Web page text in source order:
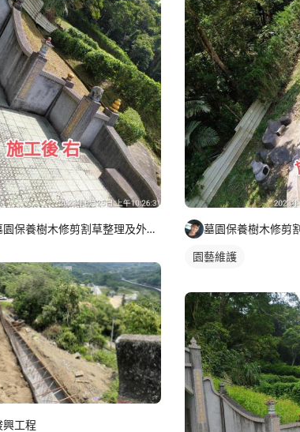
墓園保養樹木修剪割草整理及外牆清潔
興工程
園藝維護